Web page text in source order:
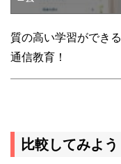
質の高い学習ができる
通信教育！
比較してみよう